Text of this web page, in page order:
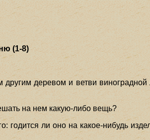
(1-8)
другим деревом и ветви
на нем какую-либо вещь?
годится ли оно на какое-нибудь